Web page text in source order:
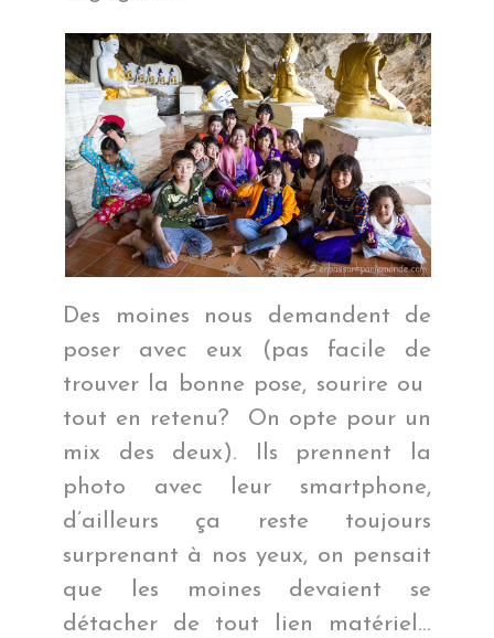
Des moines nous demandent de
poser avec eux (pas facile de
trouver la bonne pose, sourire ou
tout en retenu? On opte pour un
mix des deux). Ils prennent la
photo avec leur smartphone,
d’ailleurs ça reste toujours
surprenant à nos yeux, on pensait
que les moines devaient se
détacher de tout lien matériel…